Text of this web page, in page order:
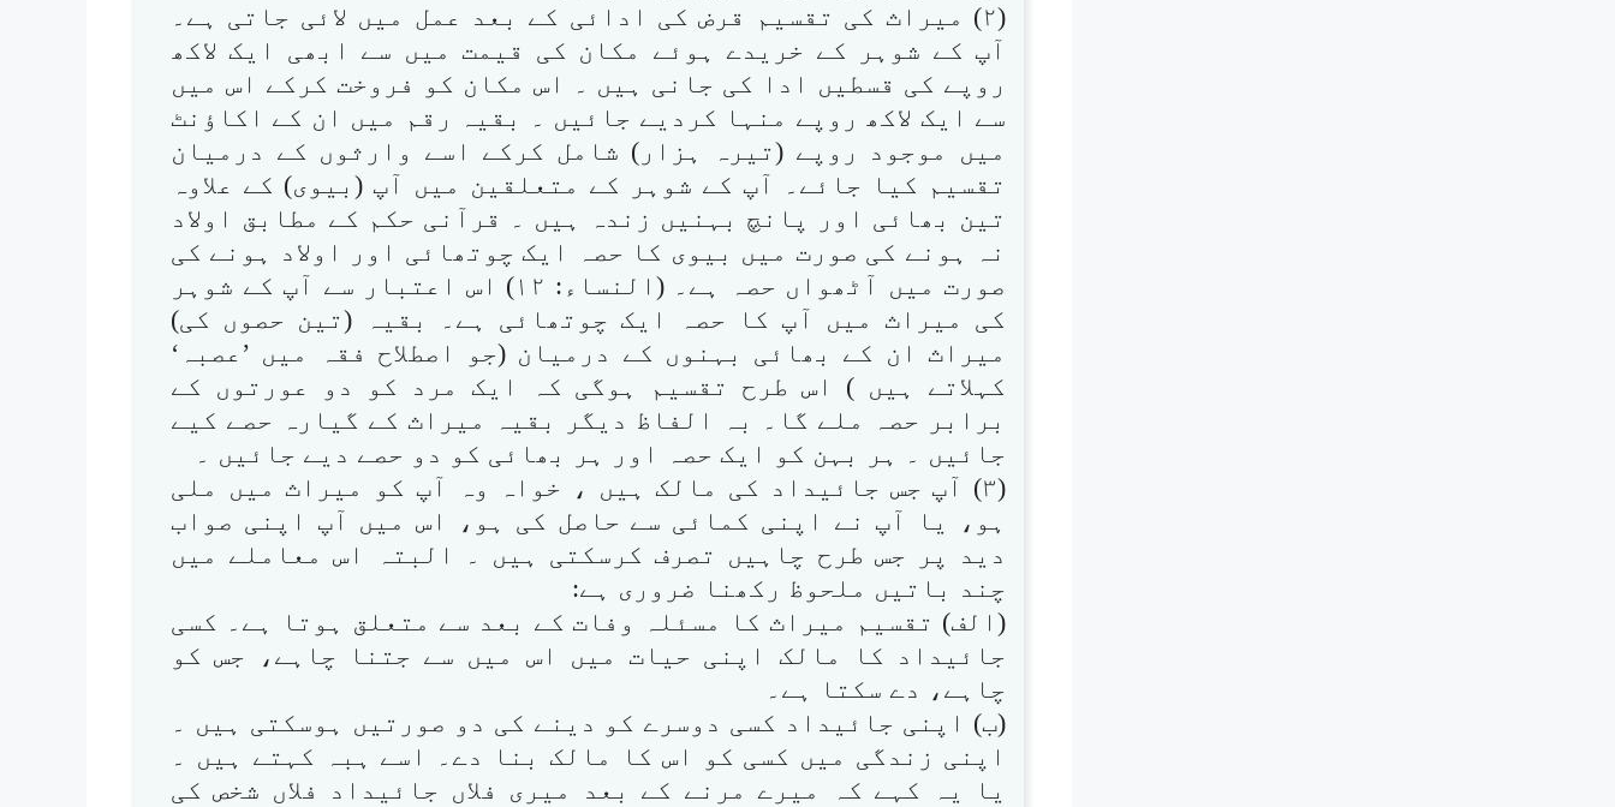
(۲) میراث کی تقسیم قرض کی ادائی کے بعد عمل میں لائی جاتی ہے۔
آپ کے شوہر کے خریدے ہوئے مکان کی قیمت میں سے ابھی ایک لاکھ
روپے کی قسطیں ادا کی جانی ہیں ۔ اس مکان کو فروخت کرکے اس میں
سے ایک لاکھ روپے منہا کردیے جائیں ۔ بقیہ رقم میں ان کے اکاؤنٹ
میں موجود روپے (تیرہ ہزار) شامل کرکے اسے وارثوں کے درمیان
تقسیم کیا جائے۔ آپ کے شوہر کے متعلقین میں آپ (بیوی) کے علاوہ
تین بھائی اور پانچ بہنیں زندہ ہیں ۔ قرآنی حکم کے مطابق اولاد
نہ ہونے کی صورت میں بیوی کا حصہ ایک چوتھائی اور اولاد ہونے کی
صورت میں آٹھواں حصہ ہے۔ (النساء: ۱۲) اس اعتبار سے آپ کے شوہر
کی میراث میں آپ کا حصہ ایک چوتھائی ہے۔ بقیہ (تین حصوں کی)
میراث ان کے بھائی بہنوں کے درمیان (جو اصطلاح فقہ میں ’عصبہ‘
کہلاتے ہیں ) اس طرح تقسیم ہوگی کہ ایک مرد کو دو عورتوں کے
برابر حصہ ملے گا۔ بہ الفاظ دیگر بقیہ میراث کے گیارہ حصے کیے
جائیں ۔ ہر بہن کو ایک حصہ اور ہر بھائی کو دو حصے دیے جائیں ۔
(۳) آپ جس جائیداد کی مالک ہیں ، خواہ وہ آپ کو میراث میں ملی
ہو، یا آپ نے اپنی کمائی سے حاصل کی ہو، اس میں آپ اپنی صواب
دید پر جس طرح چاہیں تصرف کرسکتی ہیں ۔ البتہ اس معاملے میں
چند باتیں ملحوظ رکھنا ضروری ہے:
(الف) تقسیم میراث کا مسئلہ وفات کے بعد سے متعلق ہوتا ہے۔ کسی
جائیداد کا مالک اپنی حیات میں اس میں سے جتنا چاہے، جس کو
چاہے، دے سکتا ہے۔
(ب) اپنی جائیداد کسی دوسرے کو دینے کی دو صورتیں ہوسکتی ہیں ۔
اپنی زندگی میں کسی کو اس کا مالک بنا دے۔ اسے ہبہ کہتے ہیں ۔
یا یہ کہے کہ میرے مرنے کے بعد میری فلاں جائیداد فلاں شخص کی